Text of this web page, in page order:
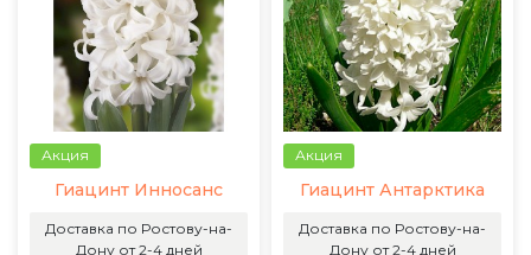
Акция
Гиацинт Инносанс
Доставка по Ростову-на-
Дону от 2-4 дней
Акция
Гиацинт Антарктика
Доставка по Ростову-на-
Дону от 2-4 дней